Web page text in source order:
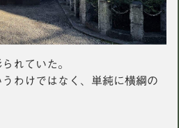
れていた。
わけではなく、単純に横綱の